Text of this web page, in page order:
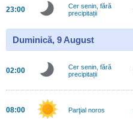
23:00
Cer senin, fără
precipitații
Duminică, 9 August
02:00
Cer senin, fără
precipitații
08:00 Parţial noros